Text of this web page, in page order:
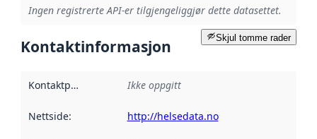
Ingen registrerte API-er tilgjengeliggjør dette datasettet.
Skjul tomme rader
Kontaktinformasjon
Kontaktpunkt Ikke oppgitt
Nettside: http://helsedata.no